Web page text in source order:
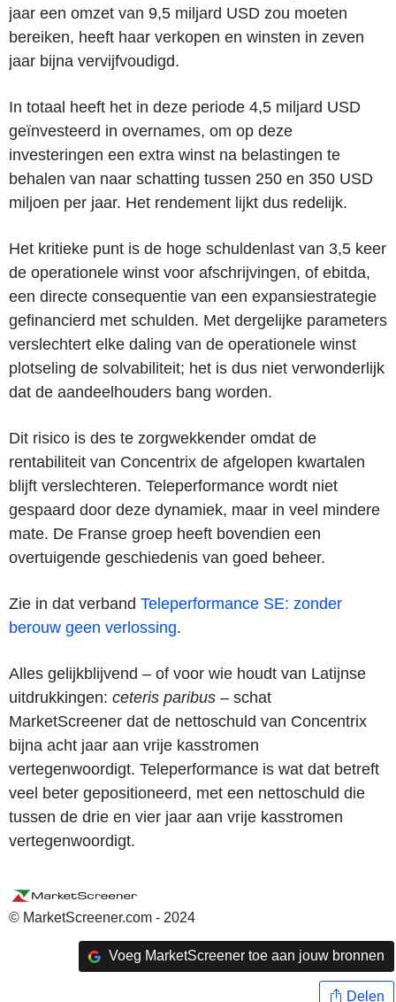
jaar een omzet van 9,5 miljard USD zou moeten
bereiken, heeft haar verkopen en winsten in zeven
jaar bijna vervijfvoudigd.
In totaal heeft het in deze periode 4,5 miljard USD
geïnvesteerd in overnames, om op deze
investeringen een extra winst na belastingen te
behalen van naar schatting tussen 250 en 350 USD
miljoen per jaar. Het rendement lijkt dus redelijk.
Het kritieke punt is de hoge schuldenlast van 3,5 keer
de operationele winst voor afschrijvingen, of ebitda,
een directe consequentie van een expansiestrategie
gefinancierd met schulden. Met dergelijke parameters
verslechtert elke daling van de operationele winst
plotseling de solvabiliteit; het is dus niet verwonderlijk
dat de aandeelhouders bang worden.
Dit risico is des te zorgwekkender omdat de
rentabiliteit van Concentrix de afgelopen kwartalen
blijft verslechteren. Teleperformance wordt niet
gespaard door deze dynamiek, maar in veel mindere
mate. De Franse groep heeft bovendien een
overtuigende geschiedenis van goed beheer.
Zie in dat verband Teleperformance SE: zonder
berouw geen verlossing.
Alles gelijkblijvend – of voor wie houdt van Latijnse
uitdrukkingen: ceteris paribus – schat
MarketScreener dat de nettoschuld van Concentrix
bijna acht jaar aan vrije kasstromen
vertegenwoordigt. Teleperformance is wat dat betreft
veel beter gepositioneerd, met een nettoschuld die
tussen de drie en vier jaar aan vrije kasstromen
vertegenwoordigt.
© MarketScreener.com - 2024
Voeg MarketScreener toe aan jouw bronnen
Delen